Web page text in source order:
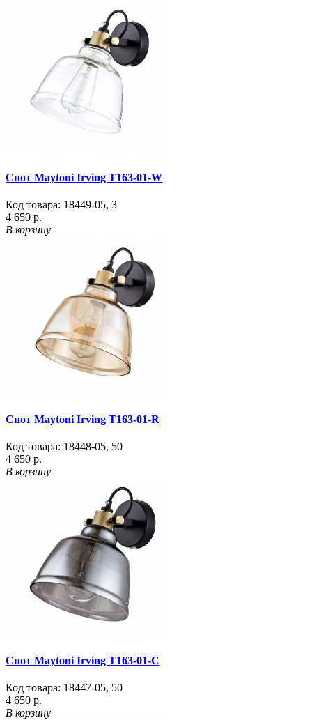
Спот Maytoni Irving T163-01-W
Код товара: 18449-05, 3
4 650 р.
В корзину
Спот Maytoni Irving T163-01-R
Код товара: 18448-05, 50
4 650 р.
В корзину
Спот Maytoni Irving T163-01-C
Код товара: 18447-05, 50
4 650 р.
В корзину